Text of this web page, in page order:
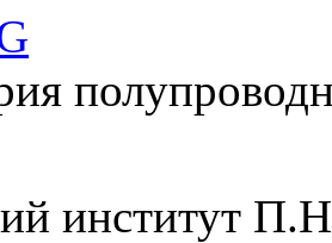
институт